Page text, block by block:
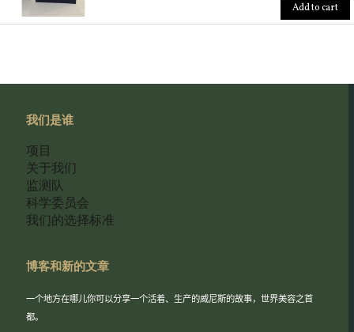
Add to cart
我们是谁
项目
关于我们
监测队
科学委员会
我们的选择标准
博客和新的文章
一个地方在哪儿你可以分享一个活着、生产的威尼斯的故事，世界美容之首
都。